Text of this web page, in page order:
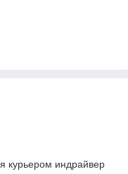
курьером индрайвер